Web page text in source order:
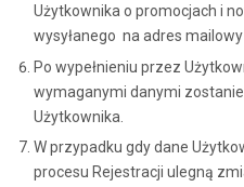
Użytkownika o promocjach i
wysyłanego na adres
Po wypełnieniu przez
wymaganymi danymi
Użytkownika.
W przypadku gdy dane
procesu Rejestracji ulegną